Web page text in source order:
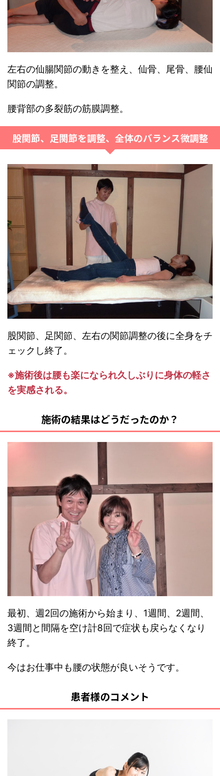
左右の仙腸関節の動きを整え、仙骨、尾骨、腰仙
関節の調整。
腰背部の多裂筋の筋膜調整。
股関節、足関節を調整、全体のバランス微調整
股関節、足関節、左右の関節調整の後に全身をチ
ェックし終了。
※施術後は腰も楽になられ久しぶりに身体の軽さ
を実感される。
施術の結果はどうだったのか？
最初、週2回の施術から始まり、1週間、2週間、
3週間と間隔を空け計8回で症状も戻らなくなり
終了。
今はお仕事中も腰の状態が良いそうです。
患者様のコメント